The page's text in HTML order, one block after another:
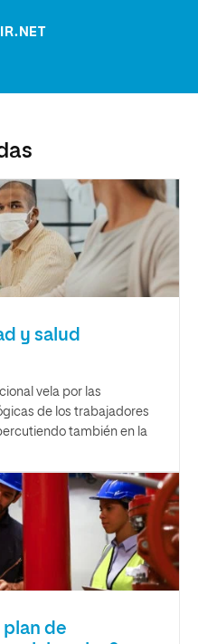
y salud
vela por las
de los trabajadores
también en la
plan de